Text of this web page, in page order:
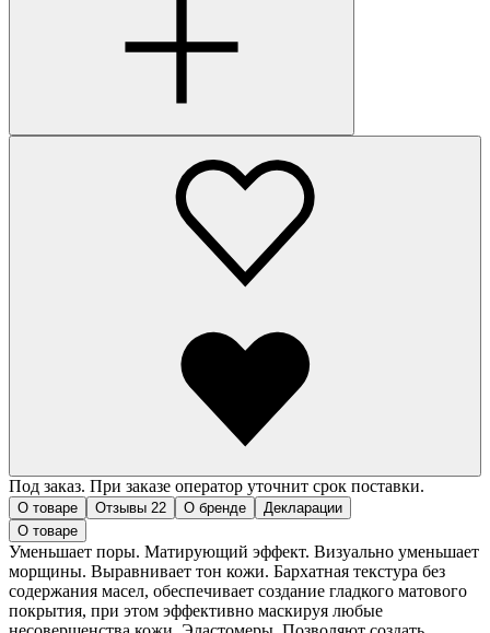
Под заказ. При заказе оператор уточнит срок поставки.
О товаре Отзывы 22 О бренде
Декларации
О товаре
Уменьшает поры. Матирующий эффект. Визуально уменьшает
морщины. Выравнивает тон кожи. Бархатная текстура без
содержания масел, обеспечивает создание гладкого матового
покрытия, при этом эффективно маскируя любые